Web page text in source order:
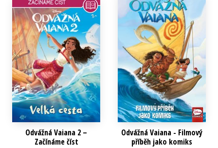
Odvážná Vaiana 2 –
Začínáme číst
Odvážná Vaiana - Filmový
příběh jako komiks